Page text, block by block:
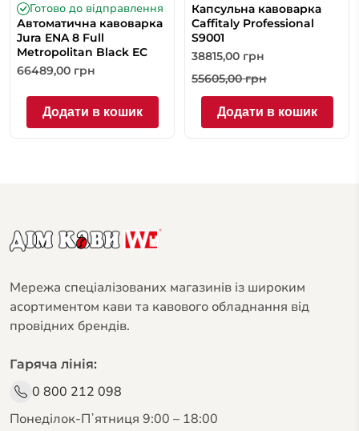
Готово до відправлення
Автоматична кавоварка
Jura ENA 8 Full
Metropolitan Black EC
66489,00 грн
Додати в кошик
Капсульна кавоварка
Caffitaly Professional
S9001
38815,00 грн
55605,00грн
Додати в кошик
Мережа спеціалізованих магазинів із широким
асортиментом кави та кавового обладнання від
провідних брендів.
Гаряча лінія:
0 800 212 098
Понеділок-Пʼятниця 9:00 – 18:00